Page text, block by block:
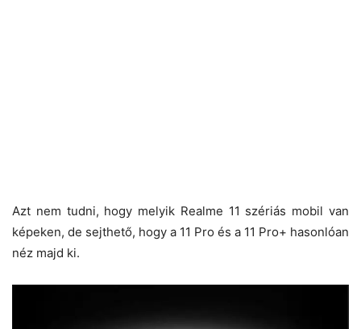
Azt nem tudni, hogy melyik Realme 11 szériás mobil van
képeken, de sejthető, hogy a 11 Pro és a 11 Pro+ hasonlóan
néz majd ki.